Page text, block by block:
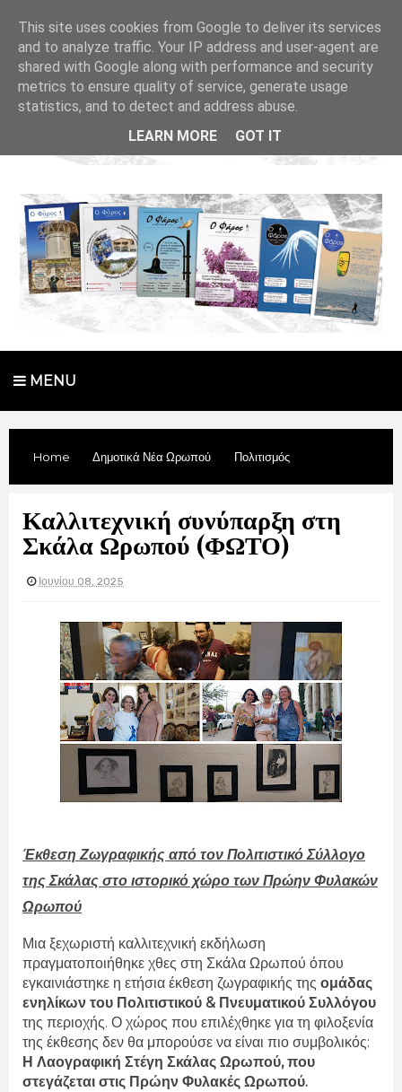
MENU
Home Δημοτικά Νέα Ωρωπού Πολιτισμός
Καλλιτεχνική συνύπαρξη στη
Σκάλα Ωρωπού (ΦΩΤΟ)
Ιουνίου 08, 2025
Έκθεση Ζωγραφικής από τον Πολιτιστικό Σύλλογο
της Σκάλας στο ιστορικό χώρο των Πρώην Φυλακών
Ωρωπού
Μια ξεχωριστή καλλιτεχνική εκδήλωση
πραγματοποιήθηκε χθες στη Σκάλα Ωρωπού όπου
εγκαινιάστηκε η ετήσια έκθεση ζωγραφικής της ομάδας
ενηλίκων του Πολιτιστικού & Πνευματικού Συλλόγου
της περιοχής. Ο χώρος που επιλέχθηκε για τη φιλοξενία
της έκθεσης δεν θα μπορούσε να είναι πιο συμβολικός:
Η Λαογραφική Στέγη Σκάλας Ωρωπού, που
στεγάζεται στις Πρώην Φυλακές Ωρωπού.
This site uses cookies from Google to deliver its services
and to analyze traffic. Your IP address and user-agent are
shared with Google along with performance and security
metrics to ensure quality of service, generate usage
statistics, and to detect and address abuse.
LEARN MORE
GOT IT